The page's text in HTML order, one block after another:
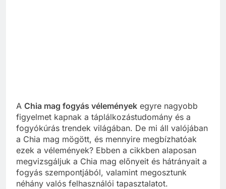
A Chia mag fogyás vélemények egyre nagyobb
figyelmet kapnak a táplálkozástudomány és a
fogyókúrás trendek világában. De mi áll valójában
a Chia mag mögött, és mennyire megbízhatóak
ezek a vélemények? Ebben a cikkben alaposan
megvizsgáljuk a Chia mag előnyeit és hátrányait a
fogyás szempontjából, valamint megosztunk
néhány valós felhasználói tapasztalatot.